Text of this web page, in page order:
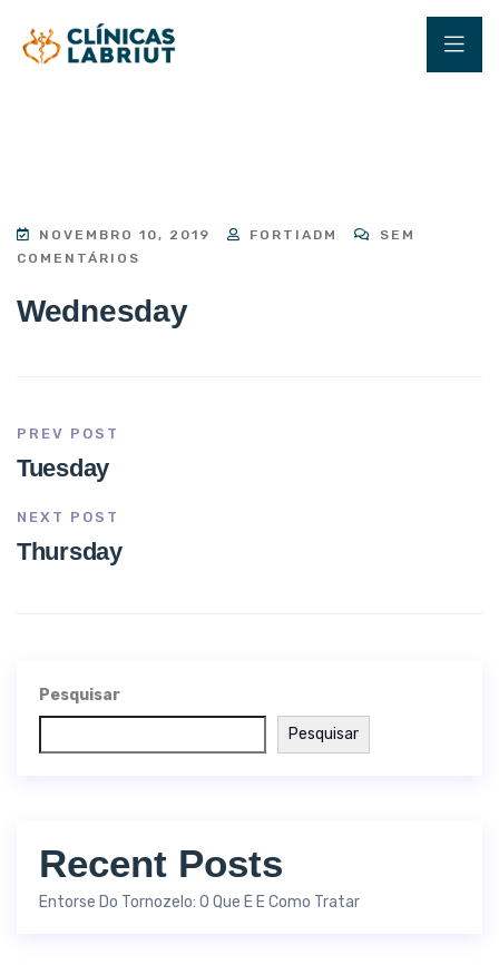
NOVEMBRO 10, 2019 FORTIADM
SEM
COMENTÁRIOS
Wednesday
PREV POST
Tuesday
NEXT POST
Thursday
Pesquisar
Pesquisar
Recent Posts
Entorse Do Tornozelo: O Que É E Como Tratar